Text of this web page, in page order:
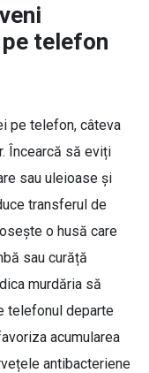
telefon
pe telefon, câteva
Încearcă să eviți
sau uleioase și
transferul de
o husă care
sau curăță
murdăria să
telefonul departe
acumularea
antibacteriene